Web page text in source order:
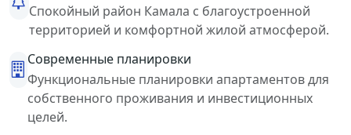
Спокойный район Камала с благоустроенной
территорией и комфортной жилой атмосферой.
Современные планировки
Функциональные планировки апартаментов для
собственного проживания и инвестиционных
целей.